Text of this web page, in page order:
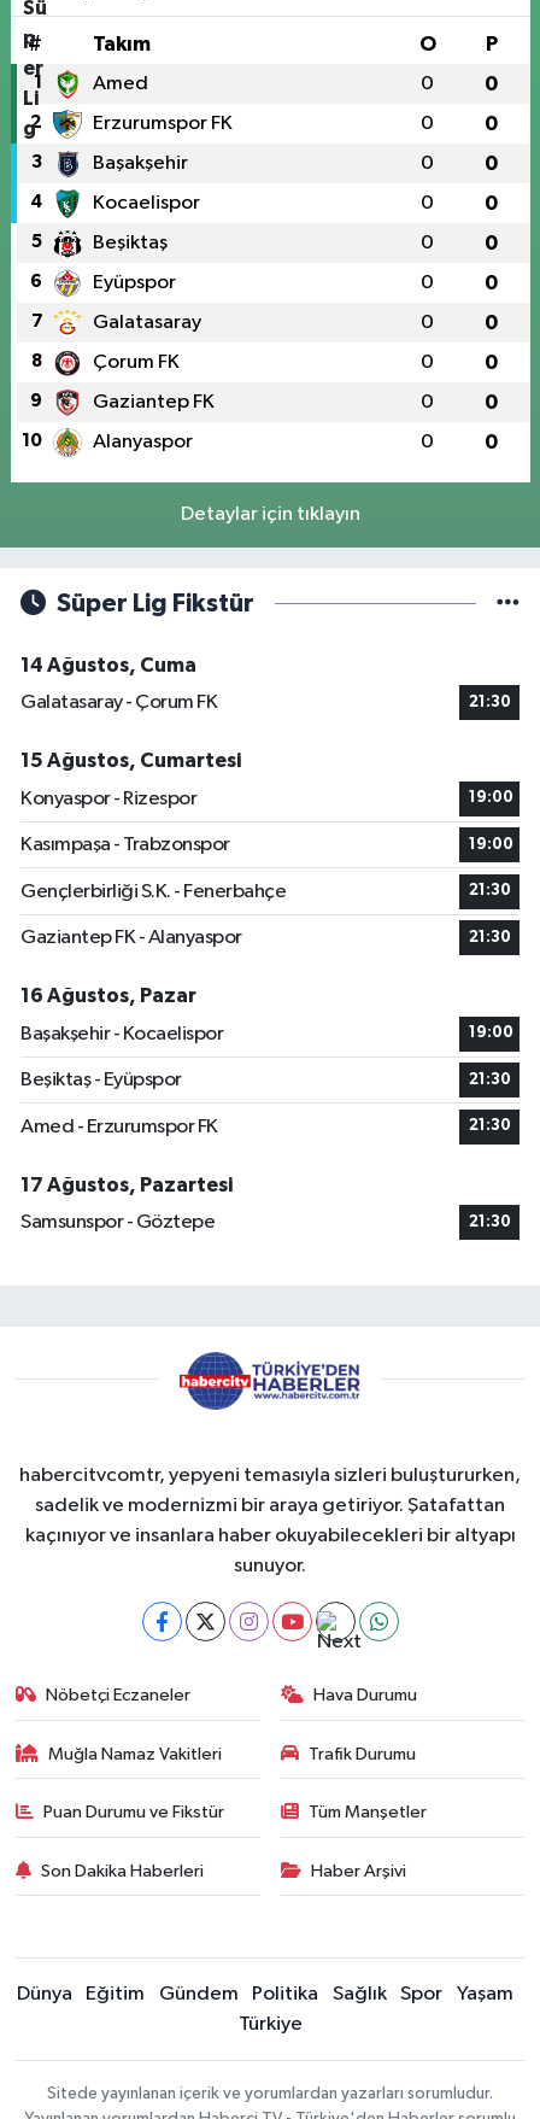
# Takım O P
1 Amed 0 0
2 Erzurumspor FK 0 0
3 Başakşehir 0 0
4 Kocaelispor 0 0
5 Beşiktaş 0 0
6 Eyüpspor 0 0
7 Galatasaray 0 0
8 Çorum FK 0 0
9 Gaziantep FK 0 0
10 Alanyaspor 0 0
Detaylar için tıklayın
Süper Lig Fikstür
14 Ağustos, Cuma
Galatasaray - Çorum FK
21:30
15 Ağustos, Cumartesi
Konyaspor - Rizespor
19:00
Kasımpaşa - Trabzonspor 19:00
Gençlerbirliği S.K. - Fenerbahçe 21:30
Gaziantep FK - Alanyaspor 21:30
16 Ağustos, Pazar
Başakşehir - Kocaelispor
19:00
Beşiktaş - Eyüpspor 21:30
Amed - Erzurumspor FK 21:30
17 Ağustos, Pazartesi
Samsunspor - Göztepe
21:30
habercitvcomtr, yepyeni temasıyla sizleri buluştururken,
sadelik ve modernizmi bir araya getiriyor. Şatafattan
kaçınıyor ve insanlara haber okuyabilecekleri bir altyapı
sunuyor.
Nöbetçi Eczaneler Hava Durumu
Muğla Namaz Vakitleri Trafik Durumu
Puan Durumu ve Fikstür Tüm Manşetler
Son Dakika Haberleri Haber Arşivi
Dünya Eğitim Gündem Politika Sağlık Spor
Yaşam
Türkiye
Sitede yayınlanan içerik ve yorumlardan yazarları sorumludur.